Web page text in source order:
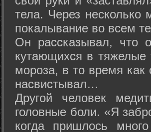
тела. Через несколько
покалывание во всем
Он рассказывал, что
кутающихся в тяжелые
мороза, в то время
насвистывал…
Другой человек
головные боли. «Я
когда пришлось